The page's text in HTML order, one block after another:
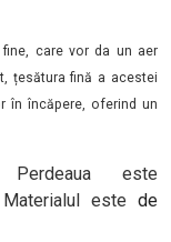
care vor da un aer
țesătura fină a acestei
în încăpere, oferind un
Perdeaua este
este de